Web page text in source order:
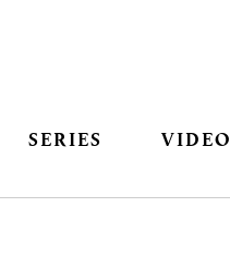
SERIES VIDEO